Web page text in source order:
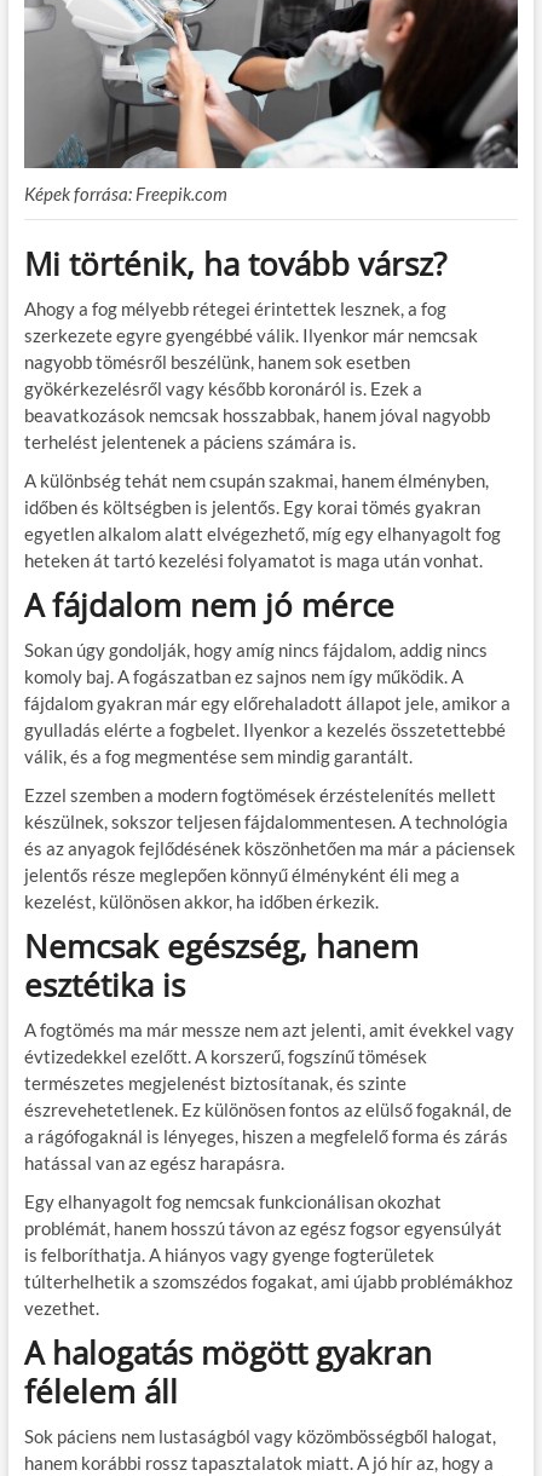
Képek forrása: Freepik.com
Mi történik, ha tovább vársz?
Ahogy a fog mélyebb rétegei érintettek lesznek, a fog
szerkezete egyre gyengébbé válik. Ilyenkor már nemcsak
nagyobb tömésről beszélünk, hanem sok esetben
gyökérkezelésről vagy később koronáról is. Ezek a
beavatkozások nemcsak hosszabbak, hanem jóval nagyobb
terhelést jelentenek a páciens számára is.
A különbség tehát nem csupán szakmai, hanem élményben,
időben és költségben is jelentős. Egy korai tömés gyakran
egyetlen alkalom alatt elvégezhető, míg egy elhanyagolt fog
heteken át tartó kezelési folyamatot is maga után vonhat.
A fájdalom nem jó mérce
Sokan úgy gondolják, hogy amíg nincs fájdalom, addig nincs
komoly baj. A fogászatban ez sajnos nem így működik. A
fájdalom gyakran már egy előrehaladott állapot jele, amikor a
gyulladás elérte a fogbelet. Ilyenkor a kezelés összetettebbé
válik, és a fog megmentése sem mindig garantált.
Ezzel szemben a modern fogtömések érzéstelenítés mellett
készülnek, sokszor teljesen fájdalommentesen. A technológia
és az anyagok fejlődésének köszönhetően ma már a páciensek
jelentős része meglepően könnyű élményként éli meg a
kezelést, különösen akkor, ha időben érkezik.
Nemcsak egészség, hanem
esztétika is
A fogtömés ma már messze nem azt jelenti, amit évekkel vagy
évtizedekkel ezelőtt. A korszerű, fogszínű tömések
természetes megjelenést biztosítanak, és szinte
észrevehetetlenek. Ez különösen fontos az elülső fogaknál, de
a rágófogaknál is lényeges, hiszen a megfelelő forma és zárás
hatással van az egész harapásra.
Egy elhanyagolt fog nemcsak funkcionálisan okozhat
problémát, hanem hosszú távon az egész fogsor egyensúlyát
is felboríthatja. A hiányos vagy gyenge fogterületek
túlterhelhetik a szomszédos fogakat, ami újabb problémákhoz
vezethet.
A halogatás mögött gyakran
félelem áll
Sok páciens nem lustaságból vagy közömbösségből halogat,
hanem korábbi rossz tapasztalatok miatt. A jó hír az, hogy a